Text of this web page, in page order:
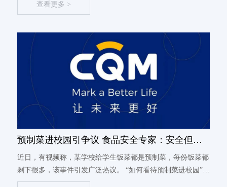
质量认证的有效性和公信力，营造诚实守信、公平竞争的市场
查看更多 >
预制菜进校园引争议 食品安全专家：安全但未
必健康 面向学生应审慎
近日，有视频称，某学校给学生饭菜都是预制菜，每份饭菜都
剩下很多，该事件引发广泛热议。 “如何看待预制菜进校园”等
相关话题登上热搜榜。 预制菜又称为预制调理食品，一般指